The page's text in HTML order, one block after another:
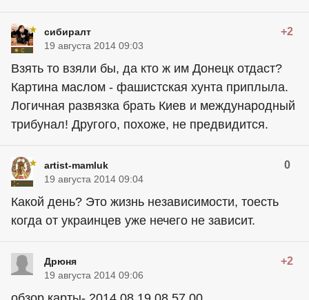
сибиралт +2
19 августа 2014 09:03
Взять то взяли бы, да кто ж им Донецк отдаст?
Картина маслом - фашистская хунта приплыла.
Логичная развязка брать Киев и международный
трибунал! Другого, похоже, не предвидится.
artist-mamluk 0
19 августа 2014 09:04
Какой день? Это жизнь независимости, тоесть
когда от украинцев уже нечего не зависит.
Дрюня +2
19 августа 2014 09:06